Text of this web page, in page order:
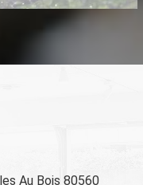
Au Bois 80560